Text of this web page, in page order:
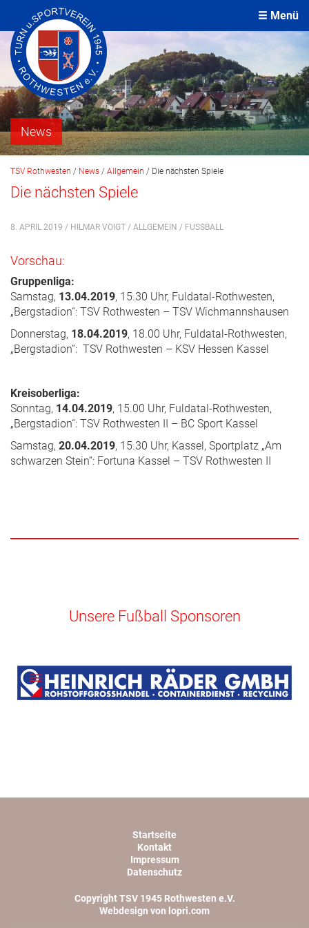
Menü
News
TSV Rothwesten / News / Allgemein / Die nächsten Spiele
Die nächsten Spiele
8. APRIL 2019 / HILMAR VOIGT / ALLGEMEIN / FUSSBALL
Vorschau:
Gruppenliga:
Samstag, 13.04.2019, 15.30 Uhr, Fuldatal-Rothwesten,
„Bergstadion“: TSV Rothwesten – TSV Wichmannshausen
Donnerstag, 18.04.2019, 18.00 Uhr, Fuldatal-Rothwesten,
„Bergstadion“: TSV Rothwesten – KSV Hessen Kassel
Kreisoberliga:
Sonntag, 14.04.2019, 15.00 Uhr, Fuldatal-Rothwesten,
„Bergstadion“: TSV Rothwesten II – BC Sport Kassel
Samstag, 20.04.2019, 15.30 Uhr, Kassel, Sportplatz „Am
schwarzen Stein“: Fortuna Kassel – TSV Rothwesten II
Unsere Fußball Sponsoren
Startseite
Kontakt
Impressum
Datenschutz
Copyright TSV 1945 Rothwesten e.V.
Webdesign von lopri.com